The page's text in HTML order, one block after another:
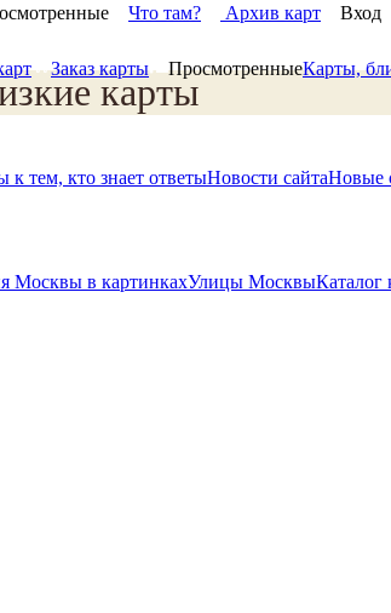
Что там? Архив карт Вход
Заказ карты ПросмотренныеКарты,
к тем, кто знает ответыНовости сайтаНовые
Москвы в картинкахУлицы МосквыКаталог
карты